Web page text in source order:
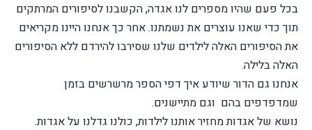
בכל פעם שהיו מספרים לנו אגדה, הקשבנו לסיפורים המרתקים
תוך כדי שאנו עוצרים את נשמתנו. אחר כך אנחנו היינו מקריאים
את הסיפורים האלה לילדים שלנו שסירבו להירדם ללא הסיפורים
האלה בלילה.
אנחנו גם הדור שיודע איך דפי הספר מרשרשים בזמן
שמדפדפים בהם וגם מתיישנים.
נושא של אגדות מחזיר אותנו לילדות, כולנו גדלנו על אגדות.